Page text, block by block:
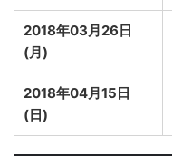
2018年03月26日
(月)
2018年04月15日
(日)